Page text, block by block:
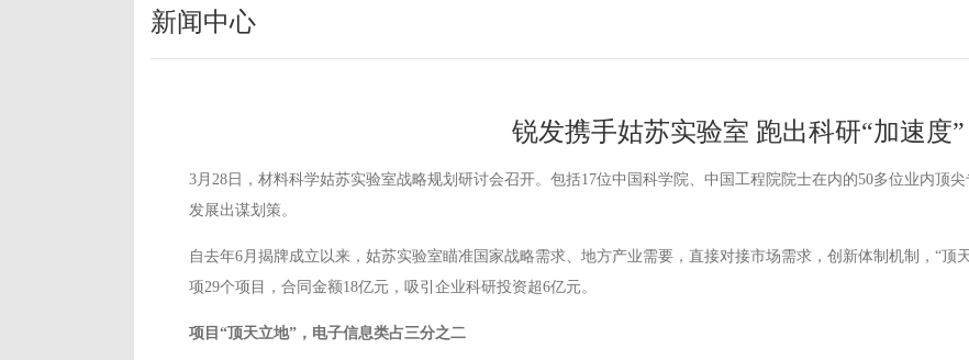
新闻中心
锐发携手姑苏实验室 跑出科研“加速度”
3月28日，材料科学姑苏实验室战略规划研讨会召开。包括17位中国科学院、中国工程院院士在内的50多位业内顶
发展出谋划策。
自去年6月揭牌成立以来，姑苏实验室瞄准国家战略需求、地方产业需要，直接对接市场需求，创新体制机制，“顶
项29个项目，合同金额18亿元，吸引企业科研投资超6亿元。
项目“顶天立地”，电子信息类占三分之二